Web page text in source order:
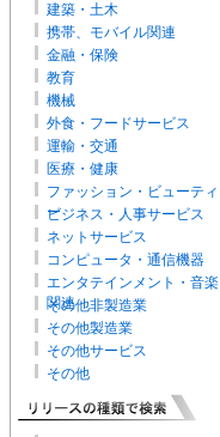
建築・土木
携帯、モバイル関連
金融・保険
教育
機械
外食・フードサービス
運輸・交通
医療・健康
ファッション・ビューティ
ー
ビジネス・人事サービス
ネットサービス
コンピュータ・通信機器
エンタテインメント・音楽
関連
その他非製造業
その他製造業
その他サービス
その他